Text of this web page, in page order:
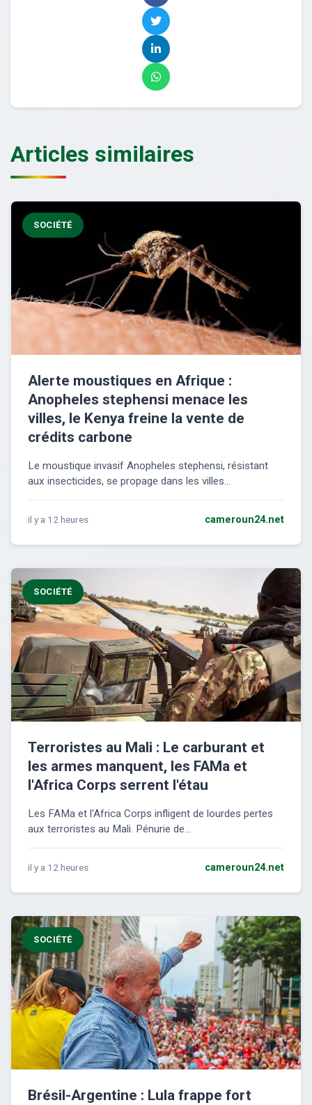
Articles similaires
SOCIÉTÉ
Alerte moustiques en Afrique :
Anopheles stephensi menace les
villes, le Kenya freine la vente de
crédits carbone
Le moustique invasif Anopheles stephensi, résistant
aux insecticides, se propage dans les villes...
il y a 12 heures cameroun24.net
SOCIÉTÉ
Terroristes au Mali : Le carburant et
les armes manquent, les FAMa et
l'Africa Corps serrent l'étau
Les FAMa et l'Africa Corps infligent de lourdes pertes
aux terroristes au Mali. Pénurie de...
il y a 12 heures cameroun24.net
SOCIÉTÉ
Brésil-Argentine : Lula frappe fort